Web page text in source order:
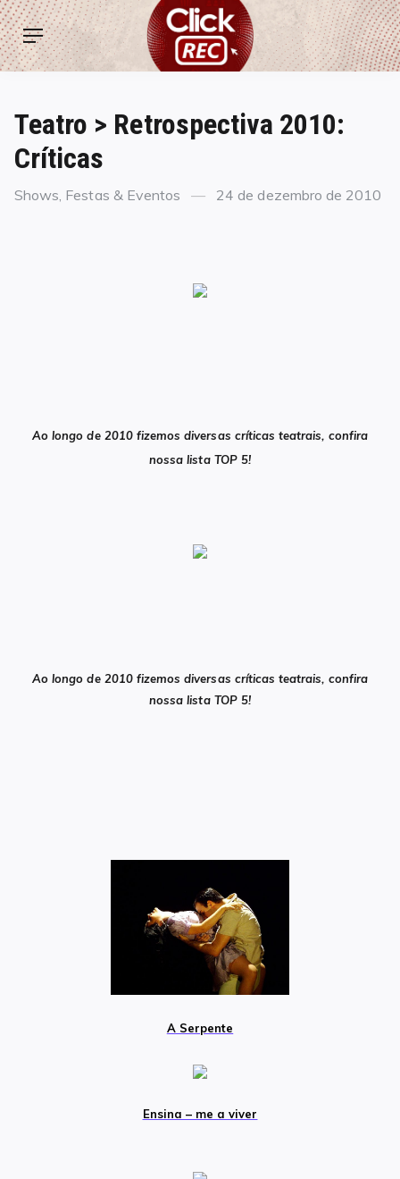
Skip
to
content
ClickREC
Menu
Teatro > Retrospectiva 2010:
Críticas
Categories
Shows, Festas & Eventos
Posted
24 de dezembro de 2010
Ao longo de 2010 fizemos diversas críticas teatrais, confira
nossa lista TOP 5!
Ao longo de 2010 fizemos diversas críticas teatrais, confira
nossa lista TOP 5!
A Serpente
Ensina – me a viver